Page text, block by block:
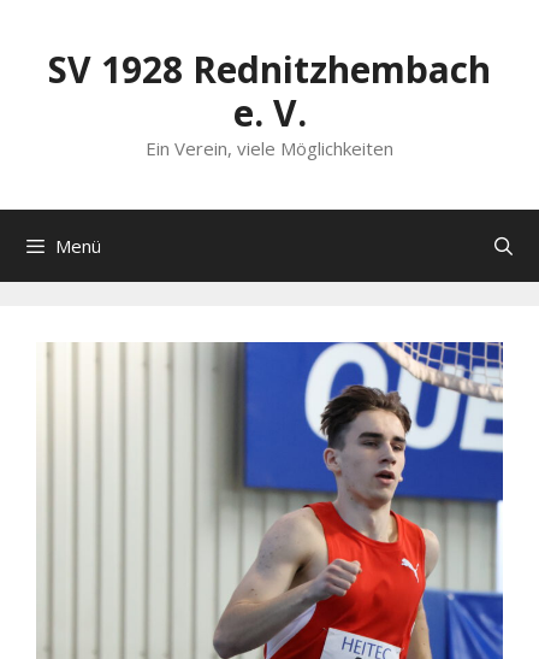
springenSV 1928 Rednitzhembach
e. V.
Ein Verein, viele Möglichkeiten
Menü